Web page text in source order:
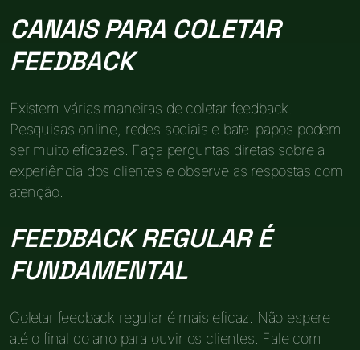
CANAIS PARA COLETAR
FEEDBACK
Existem várias maneiras de coletar feedback.
Pesquisas online, redes sociais e bate-papos podem
ser muito eficazes. Faça perguntas diretas sobre a
experiência dos clientes e observe as respostas com
atenção.
FEEDBACK REGULAR É
FUNDAMENTAL
Coletar feedback regular é mais eficaz. Não espere
até o final do ano para ouvir os clientes. Fale com